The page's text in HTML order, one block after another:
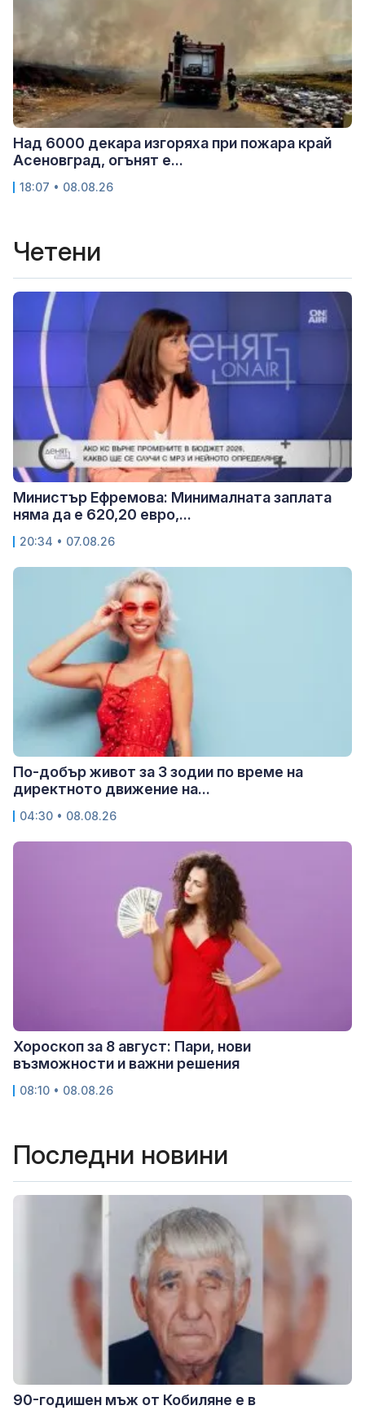
Над 6000 декара изгоряха при пожара край
Асеновград, огънят е...
18:07 • 08.08.26
Четени
Министър Ефремова: Минималната заплата
няма да е 620,20 евро,...
20:34 • 07.08.26
По-добър живот за 3 зодии по време на
директното движение на...
04:30 • 08.08.26
Хороскоп за 8 август: Пари, нови
възможности и важни решения
08:10 • 08.08.26
Последни новини
90-годишен мъж от Кобиляне е в